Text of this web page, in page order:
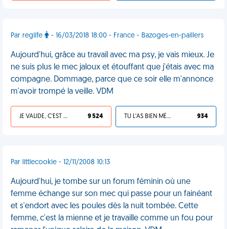
Par reglife - 16/03/2018 18:00 - France - Bazoges-en-paillers
Aujourd'hui, grâce au travail avec ma psy, je vais mieux. Je
ne suis plus le mec jaloux et étouffant que j'étais avec ma
compagne. Dommage, parce que ce soir elle m'annonce
m'avoir trompé la veille. VDM
JE VALIDE, C'EST UNE VDM 9 524 TU L'AS BIEN MÉRITÉ 934
Par littlecookie - 12/11/2008 10:13
Aujourd'hui, je tombe sur un forum féminin où une
femme échange sur son mec qui passe pour un fainéant
et s'endort avec les poules dès la nuit tombée. Cette
femme, c'est la mienne et je travaille comme un fou pour